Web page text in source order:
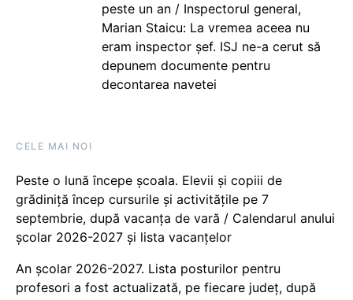
peste un an / Inspectorul general,
Marian Staicu: La vremea aceea nu
eram inspector șef. ISJ ne-a cerut să
depunem documente pentru
decontarea navetei
CELE MAI NOI
Peste o lună începe școala. Elevii și copiii de
grădiniță încep cursurile și activitățile pe 7
septembrie, după vacanța de vară / Calendarul anului
școlar 2026-2027 și lista vacanțelor
An școlar 2026-2027. Lista posturilor pentru
profesori a fost actualizată, pe fiecare județ, după